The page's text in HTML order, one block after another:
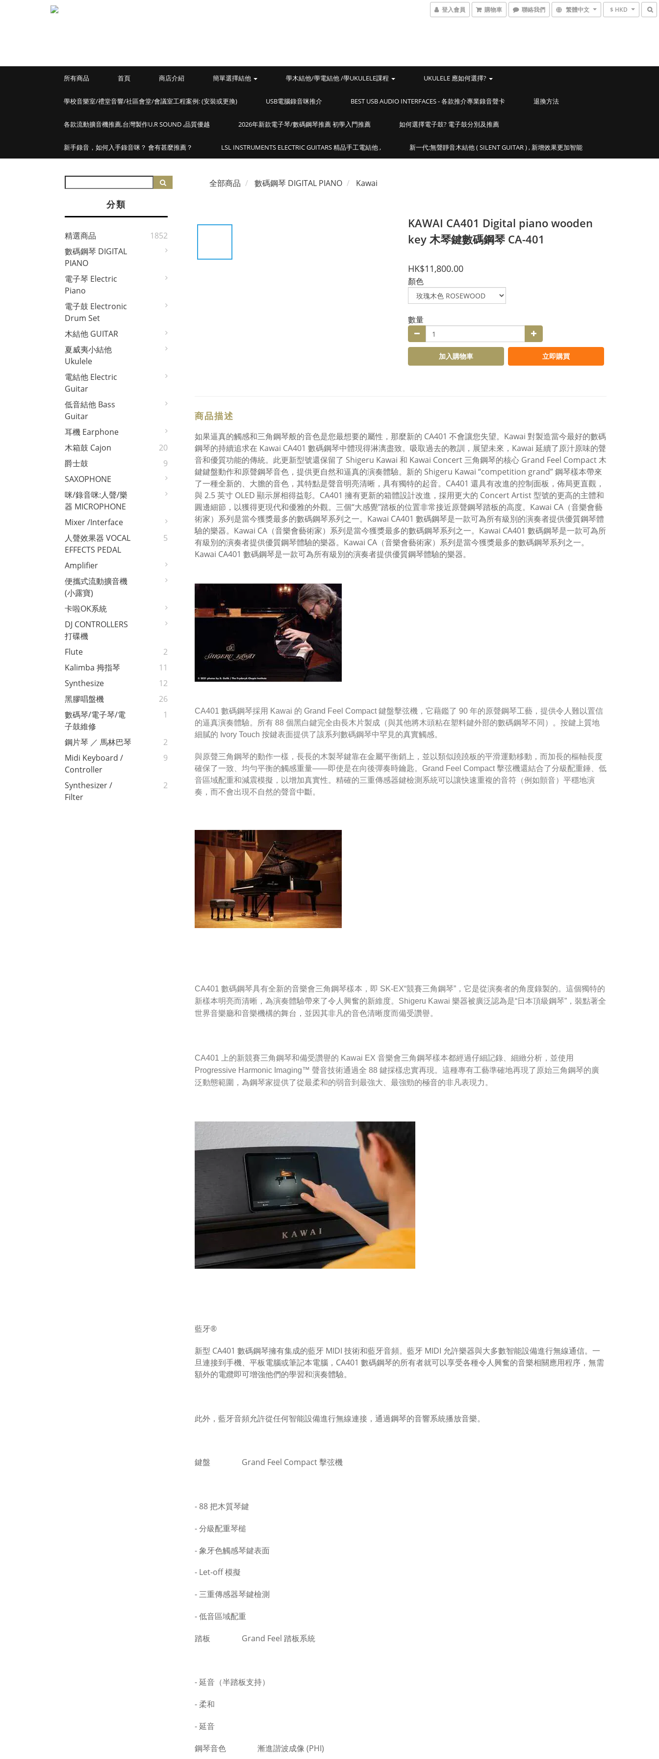
登入會員 購物車 聯絡我們 繁體中文 $ HKD
所有商品 首頁 商店介紹 簡單選擇結他 學木結他/學電結他 /學UKULELE課程 UKULELE 應如何選擇?
學校音樂室/禮堂音響/社區會堂/會議室工程案例: (安裝或更換) USB電腦錄音咪推介 BEST USB AUDIO INTERFACES - 各款推介專業錄音聲卡 退換方法
各款流動擴音機推薦,台灣製作U.R SOUND ,品質優越 2026年新款電子琴/數碼鋼琴推薦 初學入門推薦 如何選擇電子鼓? 電子鼓分別及推薦
新手錄音，如何入手錄音咪？ 會有甚麼推薦？ LSL INSTRUMENTS ELECTRIC GUITARS 精品手工電結他 , 新一代:無聲靜音木結他 ( SILENT GUITAR ) , 新增效果更加智能
分類
精選商品
1852
數碼鋼琴 DIGITAL
PIANO
電子琴 Electric
Piano
電子鼓 Electronic
Drum Set
木結他 GUITAR
夏威夷小結他
Ukulele
電結他 Electric
Guitar
低音結他 Bass
Guitar
耳機 Earphone
木箱鼓 Cajon
20
爵士鼓
9
SAXOPHONE
咪/錄音咪:人聲/樂
器 MICROPHONE
Mixer /interface
人聲效果器 VOCAL
EFFECTS PEDAL
5
Amplifier
便攜式流動擴音機
(小露寶)
卡啦OK系統
DJ CONTROLLERS
打碟機
Flute
2
Kalimba 拇指琴
11
Synthesize
12
黑膠唱盤機
26
數碼琴/電子琴/電
子鼓維修
1
鋼片琴 ／ 馬林巴琴
2
Midi Keyboard /
Controller
9
Synthesizer /
Filter
2
全部商品 數碼鋼琴 DIGITAL PIANO Kawai
KAWAI CA401 Digital piano wooden
key 木琴鍵數碼鋼琴 CA-401
HK$11,800.00
顏色
數量
加入購物車 立即購買
商品描述
如果逼真的觸感和三角鋼琴般的音色是您最想要的屬性，那麼新的 CA401 不會讓您失望。Kawai 對製造當今最好的數碼
鋼琴的持續追求在 Kawai CA401 數碼鋼琴中體現得淋漓盡致。吸取過去的教訓，展望未來，Kawai 延續了原汁原味的聲
音和優質功能的傳統。此更新型號還保留了 Shigeru Kawai 和 Kawai Concert 三角鋼琴的核心 Grand Feel Compact 木
鍵鍵盤動作和原聲鋼琴音色，提供更自然和逼真的演奏體驗。新的 Shigeru Kawai “competition grand” 鋼琴樣本帶來
了一種全新的、大膽的音色，其特點是聲音明亮清晰，具有獨特的起音。CA401 還具有改進的控制面板，佈局更直觀，
與 2.5 英寸 OLED 顯示屏相得益彰。CA401 擁有更新的箱體設計改進，採用更大的 Concert Artist 型號的更高的主體和
圓邊細節，以獲得更現代和優雅的外觀。三個“大感覺”踏板的位置非常接近原聲鋼琴踏板的高度。Kawai CA（音樂會藝
術家）系列是當今獲獎最多的數碼鋼琴系列之一。Kawai CA401 數碼鋼琴是一款可為所有級別的演奏者提供優質鋼琴體
驗的樂器。Kawai CA（音樂會藝術家）系列是當今獲獎最多的數碼鋼琴系列之一。Kawai CA401 數碼鋼琴是一款可為所
有級別的演奏者提供優質鋼琴體驗的樂器。Kawai CA（音樂會藝術家）系列是當今獲獎最多的數碼鋼琴系列之一。
Kawai CA401 數碼鋼琴是一款可為所有級別的演奏者提供優質鋼琴體驗的樂器。
CA401 數碼鋼琴採用 Kawai 的 Grand Feel Compact 鍵盤擊弦機，它藉鑑了 90 年的原聲鋼琴工藝，提供令人難以置信
的逼真演奏體驗。所有 88 個黑白鍵完全由長木片製成（與其他將木頭粘在塑料鍵外部的數碼鋼琴不同）。按鍵上質地
細膩的 Ivory Touch 按鍵表面提供了該系列數碼鋼琴中罕見的真實觸感。
與原聲三角鋼琴的動作一樣，長長的木製琴鍵靠在金屬平衡銷上，並以類似蹺蹺板的平滑運動移動，而加長的樞軸長度
確保了一致、均勻平衡的觸感重量——即使是在向後彈奏時鑰匙。Grand Feel Compact 擊弦機還結合了分級配重錘、低
音區域配重和減震模擬，以增加真實性。精確的三重傳感器鍵檢測系統可以讓快速重複的音符（例如顫音）平穩地演
奏，而不會出現不自然的聲音中斷。
CA401 數碼鋼琴具有全新的音樂會三角鋼琴樣本，即 SK-EX“競賽三角鋼琴”，它是從演奏者的角度錄製的。這個獨特的
新樣本明亮而清晰，為演奏體驗帶來了令人興奮的新維度。Shigeru Kawai 樂器被廣泛認為是“日本頂級鋼琴”，裝點著全
世界音樂廳和音樂機構的舞台，並因其非凡的音色清晰度而備受讚譽。
CA401 上的新競賽三角鋼琴和備受讚譽的 Kawai EX 音樂會三角鋼琴樣本都經過仔細記錄、細緻分析，並使用
Progressive Harmonic Imaging™ 聲音技術通過全 88 鍵採樣忠實再現。這種專有工藝準確地再現了原始三角鋼琴的廣
泛動態範圍，為鋼琴家提供了從最柔和的弱音到最強大、最強勁的極音的非凡表現力。
藍牙®
新型 CA401 數碼鋼琴擁有集成的藍牙 MIDI 技術和藍牙音頻。藍牙 MIDI 允許樂器與大多數智能設備進行無線通信。一
旦連接到手機、平板電腦或筆記本電腦，CA401 數碼鋼琴的所有者就可以享受各種令人興奮的音樂相關應用程序，無需
額外的電纜即可增強他們的學習和演奏體驗。
此外，藍牙音頻允許從任何智能設備進行無線連接，通過鋼琴的音響系統播放音樂。
鍵盤 Grand Feel Compact 擊弦機
- 88 把木質琴鍵
- 分級配重琴槌
- 象牙色觸感琴鍵表面
- Let-off 模擬
- 三重傳感器琴鍵檢測
- 低音區域配重
踏板 Grand Feel 踏板系統
- 延音（半踏板支持）
- 柔和
- 延音
鋼琴音色 漸進諧波成像 (PHI)